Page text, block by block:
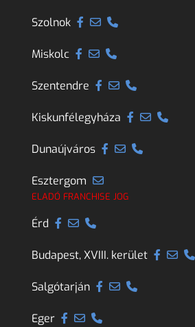
Szolnok
Miskolc
Szentendre
Kiskunfélegyháza
Dunaújváros
Esztergom
ELADÓ FRANCHISE JOG
Érd
Budapest, XVIII. kerület
Salgótarján
Eger